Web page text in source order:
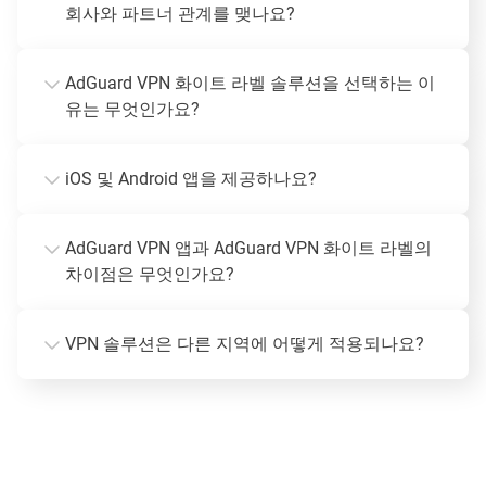
회사와 파트너 관계를 맺나요?
AdGuard VPN 화이트 라벨 솔루션을 선택하는 이
유는 무엇인가요?
iOS 및 Android 앱을 제공하나요?
AdGuard VPN 앱과 AdGuard VPN 화이트 라벨의
차이점은 무엇인가요?
VPN 솔루션은 다른 지역에 어떻게 적용되나요?